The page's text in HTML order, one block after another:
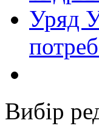
Уряд
Вибір